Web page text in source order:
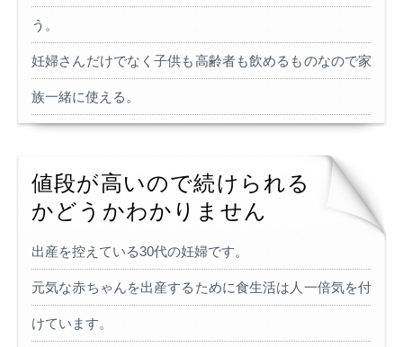
う。
妊婦さんだけでなく子供も高齢者も飲めるものなので家
族一緒に使える。
値段が高いので続けられる
かどうかわかりません
出産を控えている30代の妊婦です。
元気な赤ちゃんを出産するために食生活は人一倍気を付
けています。